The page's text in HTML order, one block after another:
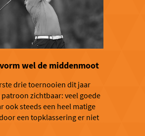
wel de middenmoot
drie toernooien dit jaar
patroon zichtbaar: veel goede
ook steeds een heel matige
een topklassering er niet